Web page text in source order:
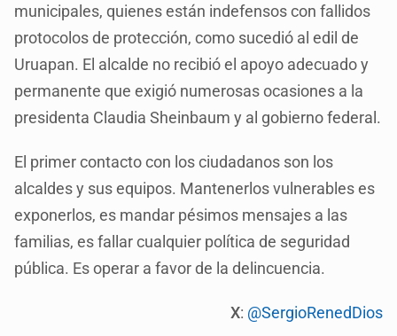
municipales, quienes están indefensos con fallidos
protocolos de protección, como sucedió al edil de
Uruapan. El alcalde no recibió el apoyo adecuado y
permanente que exigió numerosas ocasiones a la
presidenta Claudia Sheinbaum y al gobierno federal.
El primer contacto con los ciudadanos son los
alcaldes y sus equipos. Mantenerlos vulnerables es
exponerlos, es mandar pésimos mensajes a las
familias, es fallar cualquier política de seguridad
pública. Es operar a favor de la delincuencia.
X: @SergioRenedDios